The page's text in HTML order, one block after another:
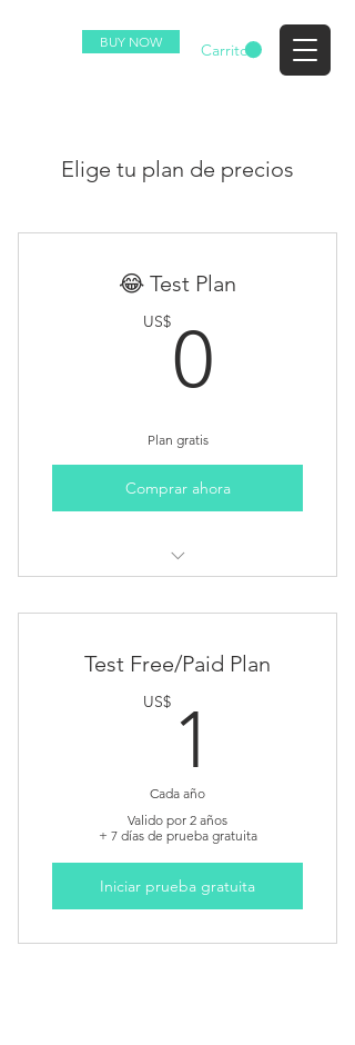
BUY NOW Carrito
Elige tu plan de precios
😂 Test Plan
US$0
Plan gratis
Comprar ahora
Test Free/Paid Plan
US$ 1
Cada año
Valido por 2 años
+ 7 días de prueba gratuita
Iniciar prueba gratuita